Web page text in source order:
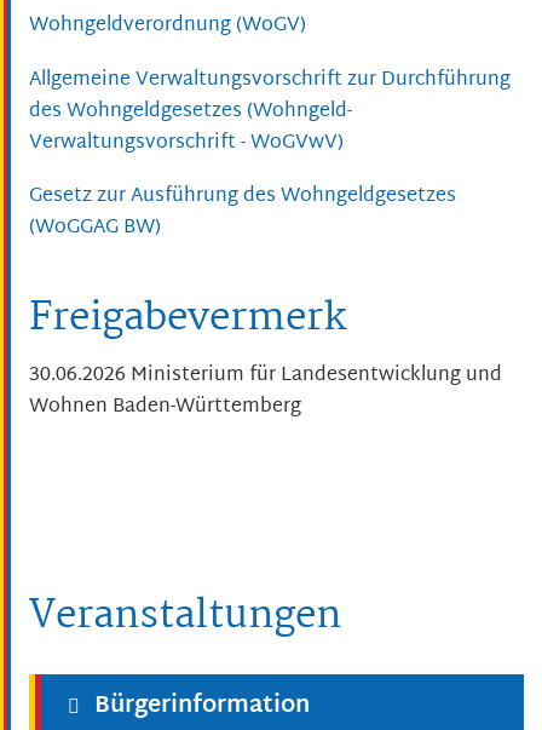
Wohngeldverordnung (WoGV)
Allgemeine Verwaltungsvorschrift zur Durchführung
des Wohngeldgesetzes (Wohngeld-
Verwaltungsvorschrift - WoGVwV)
Gesetz zur Ausführung des Wohngeldgesetzes
(WoGGAG BW)
Freigabevermerk
30.06.2026 Ministerium für Landesentwicklung und
Wohnen Baden-Württemberg
Veranstaltungen
Bürgerinformation